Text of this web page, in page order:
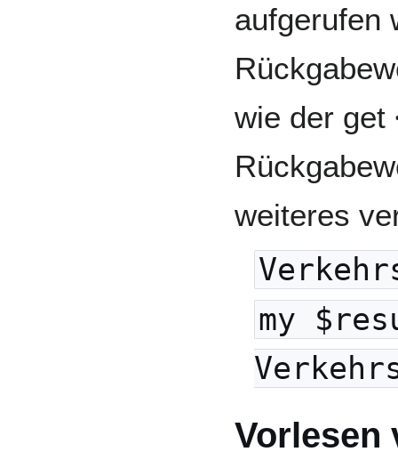
aufgerufen
wie der get
weiteres
my
Vorlesen